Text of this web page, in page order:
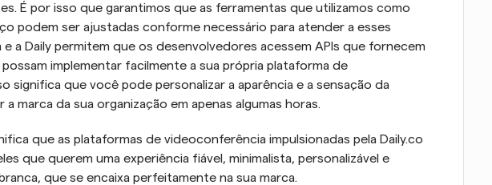
É por isso que garantimos que as ferramentas que utilizamos como
podem ser ajustadas conforme necessário para atender a esses
e a Daily permitem que os desenvolvedores acessem APIs que fornecem
implementar facilmente a sua própria plataforma de
significa que você pode personalizar a aparência e a sensação da
marca da sua organização em apenas algumas horas.
que as plataformas de videoconferência impulsionadas pela Daily.co
que querem uma experiência fiável, minimalista, personalizável e
que se encaixa perfeitamente na sua marca.